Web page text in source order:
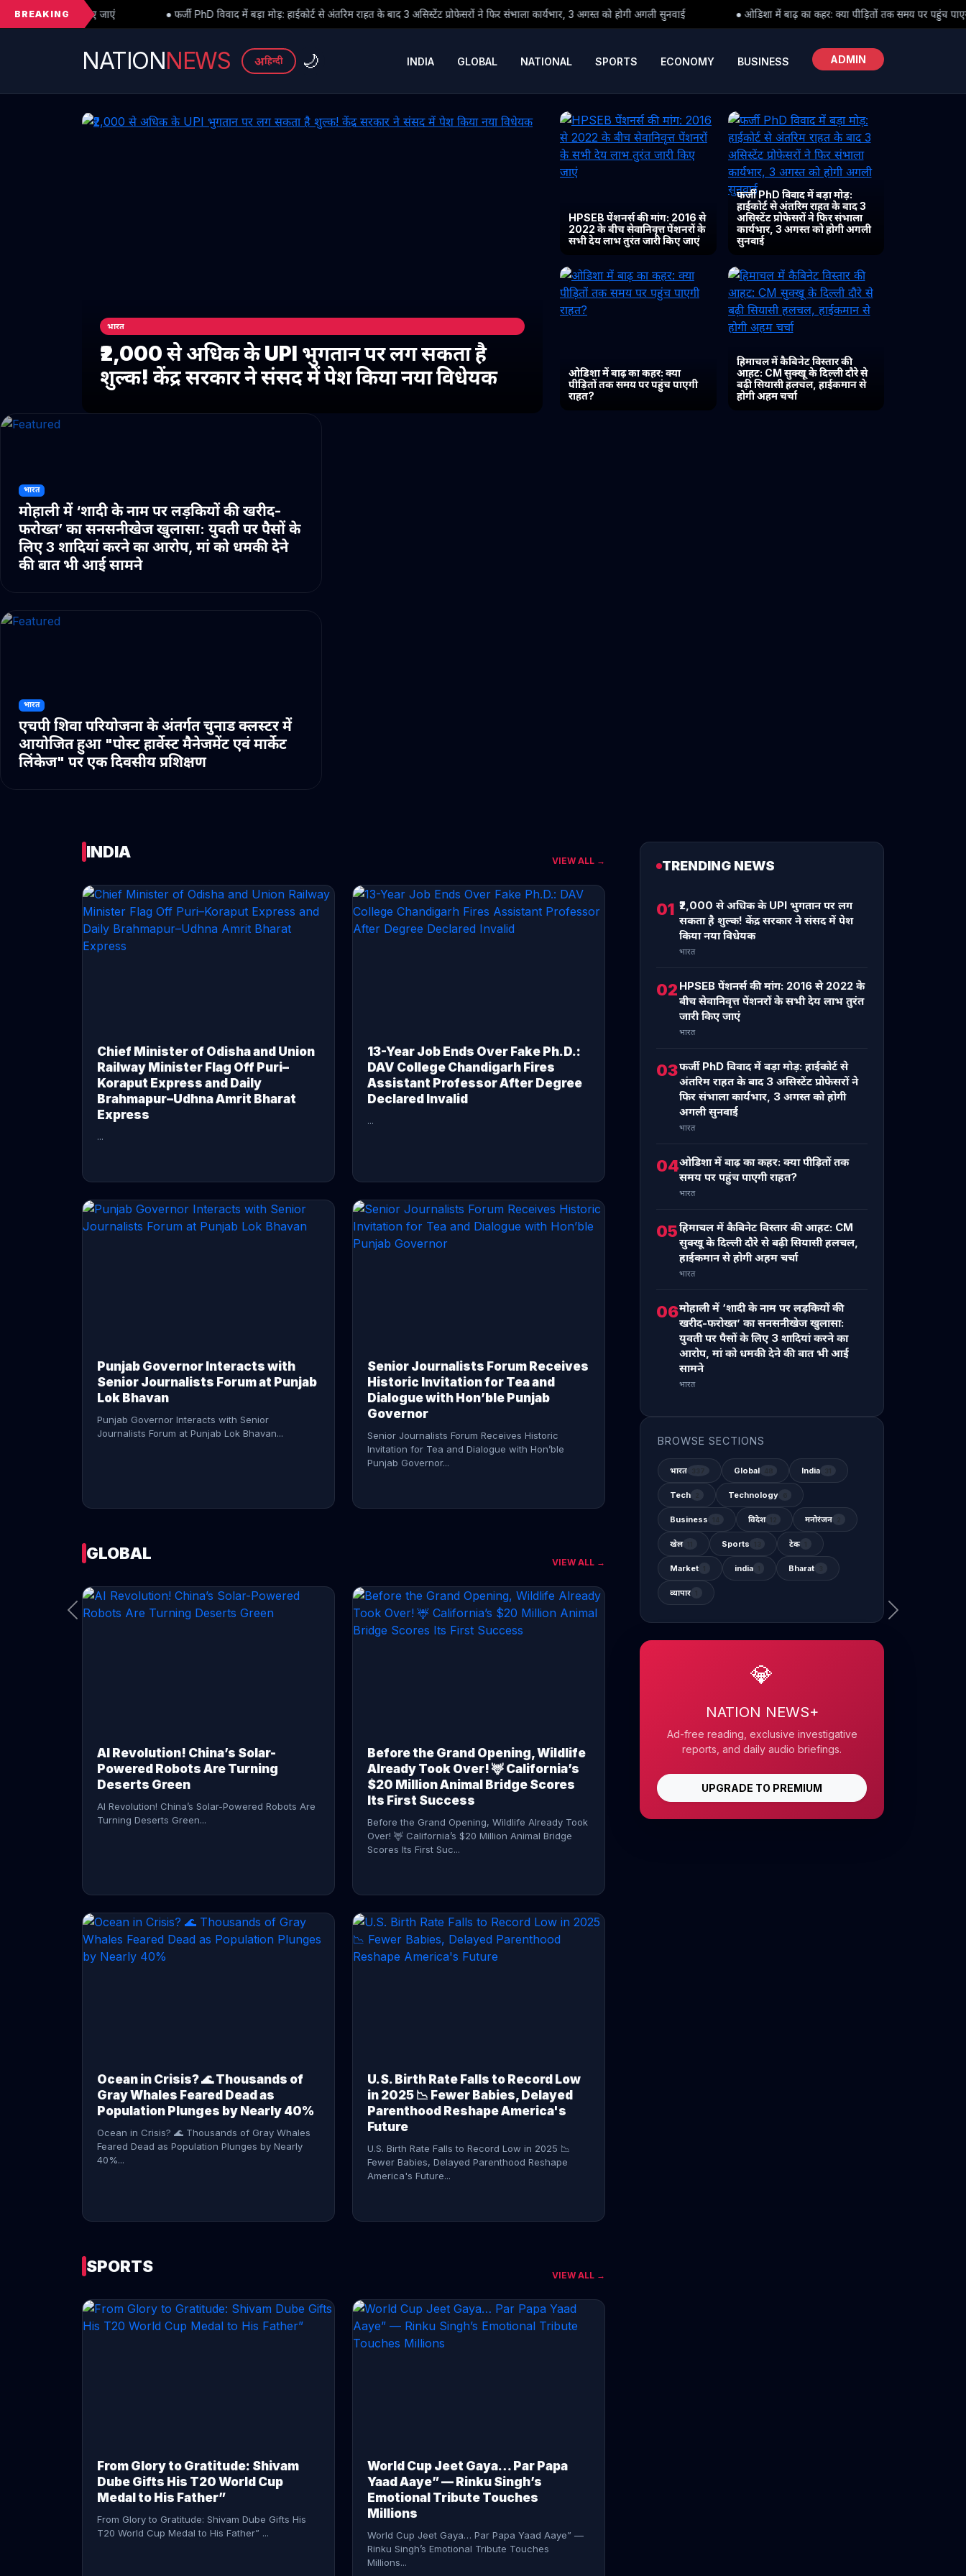
BREAKING● फर्जी PhD विवाद में बड़ा मोड़: हाईकोर्ट से अंतरिम राहत के बाद 3 असिस्टेंट प्रोफेसरों ने फिर संभाला कार्यभार, 3 अगस्त को होगी अगली सुनवाई ● ओडिशा में बाढ़ का कहर: क्या पीड़ितों तक समय पर पहुंच पाएगी राहत? ●
NATIONNEWS अहिन्दी 🌙 INDIA GLOBAL NATIONAL SPORTS ECONOMY BUSINESS ADMIN
भारत
₹2,000 से अधिक के UPI भुगतान पर लग सकता है
शुल्क! केंद्र सरकार ने संसद में पेश किया नया विधेयक
HPSEB पेंशनर्स की मांग: 2016 से
2022 के बीच सेवानिवृत्त पेंशनरों के
सभी देय लाभ तुरंत जारी किए जाएं
फर्जी PhD विवाद में बड़ा मोड़:
हाईकोर्ट से अंतरिम राहत के बाद 3
असिस्टेंट प्रोफेसरों ने फिर संभाला
कार्यभार, 3 अगस्त को होगी अगली
सुनवाई
ओडिशा में बाढ़ का कहर: क्या
पीड़ितों तक समय पर पहुंच पाएगी
राहत?
हिमाचल में कैबिनेट विस्तार की
आहट: CM सुक्खू के दिल्ली दौरे से
बढ़ी सियासी हलचल, हाईकमान से
होगी अहम चर्चा
भारत
मोहाली में ‘शादी के नाम पर लड़कियों की खरीद-
फरोख्त’ का सनसनीखेज खुलासा: युवती पर पैसों के
लिए 3 शादियां करने का आरोप, मां को धमकी देने
की बात भी आई सामने
भारत
एचपी शिवा परियोजना के अंतर्गत चुनाड क्लस्टर में
आयोजित हुआ "पोस्ट हार्वेस्ट मैनेजमेंट एवं मार्केट
लिंकेज" पर एक दिवसीय प्रशिक्षण
INDIA VIEW ALL →
Chief Minister of Odisha and Union
Railway Minister Flag Off Puri–
Koraput Express and Daily
Brahmapur–Udhna Amrit Bharat
Express
...
13-Year Job Ends Over Fake Ph.D.:
DAV College Chandigarh Fires
Assistant Professor After Degree
Declared Invalid
...
Punjab Governor Interacts with
Senior Journalists Forum at Punjab
Lok Bhavan
Punjab Governor Interacts with Senior
Journalists Forum at Punjab Lok Bhavan...
Senior Journalists Forum Receives
Historic Invitation for Tea and
Dialogue with Hon’ble Punjab
Governor
Senior Journalists Forum Receives Historic
Invitation for Tea and Dialogue with Hon’ble
Punjab Governor...
CONTINUE READING →
GLOBAL VIEW ALL →
AI Revolution! China’s Solar-
Powered Robots Are Turning
Deserts Green
AI Revolution! China’s Solar-Powered Robots Are
Turning Deserts Green...
Before the Grand Opening, Wildlife
Already Took Over! 🦌 California’s
$20 Million Animal Bridge Scores
Its First Success
Before the Grand Opening, Wildlife Already Took
Over! 🦌 California’s $20 Million Animal Bridge
Scores Its First Suc...
Ocean in Crisis? 🌊 Thousands of
Gray Whales Feared Dead as
Population Plunges by Nearly 40%
Ocean in Crisis? 🌊 Thousands of Gray Whales
Feared Dead as Population Plunges by Nearly
40%...
U.S. Birth Rate Falls to Record Low
in 2025 📉 Fewer Babies, Delayed
Parenthood Reshape America's
Future
U.S. Birth Rate Falls to Record Low in 2025 📉
Fewer Babies, Delayed Parenthood Reshape
America's Future...
CONTINUE READING →
SPORTS VIEW ALL →
From Glory to Gratitude: Shivam
Dube Gifts His T20 World Cup
Medal to His Father”
From Glory to Gratitude: Shivam Dube Gifts His
T20 World Cup Medal to His Father” ...
World Cup Jeet Gaya… Par Papa
Yaad Aaye” — Rinku Singh’s
Emotional Tribute Touches
Millions
World Cup Jeet Gaya… Par Papa Yaad Aaye” —
Rinku Singh’s Emotional Tribute Touches
Millions...
TRENDING NEWS
01 ₹2,000 से अधिक के UPI भुगतान पर लग
सकता है शुल्क! केंद्र सरकार ने संसद में पेश
किया नया विधेयक
भारत
02 HPSEB पेंशनर्स की मांग: 2016 से 2022 के
बीच सेवानिवृत्त पेंशनरों के सभी देय लाभ तुरंत
जारी किए जाएं
भारत
03फर्जी PhD विवाद में बड़ा मोड़: हाईकोर्ट से
अंतरिम राहत के बाद 3 असिस्टेंट प्रोफेसरों ने
फिर संभाला कार्यभार, 3 अगस्त को होगी
अगली सुनवाई
भारत
04ओडिशा में बाढ़ का कहर: क्या पीड़ितों तक
समय पर पहुंच पाएगी राहत?
भारत
05हिमाचल में कैबिनेट विस्तार की आहट: CM
सुक्खू के दिल्ली दौरे से बढ़ी सियासी हलचल,
हाईकमान से होगी अहम चर्चा
भारत
06मोहाली में ‘शादी के नाम पर लड़कियों की
खरीद-फरोख्त’ का सनसनीखेज खुलासा:
युवती पर पैसों के लिए 3 शादियां करने का
आरोप, मां को धमकी देने की बात भी आई
सामने
भारत
BROWSE SECTIONS
भारत Global India
Tech Technology
Business विदेश मनोरंजन
खेल Sports टेक
Market india Bharat
व्यापार
💎
NATION NEWS+
Ad-free reading, exclusive investigative
reports, and daily audio briefings.
UPGRADE TO PREMIUM